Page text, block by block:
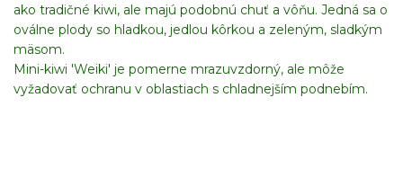
ako tradičné kiwi, ale majú podobnú chuť a vôňu. Jedná sa o
oválne plody so hladkou, jedlou kôrkou a zeleným, sladkým
mäsom.
Mini-kiwi 'Weiki' je pomerne mrazuvzdorný, ale môže
vyžadovať ochranu v oblastiach s chladnejším podnebím.